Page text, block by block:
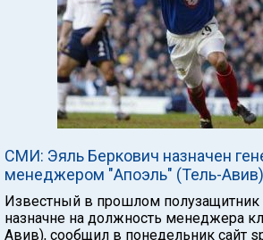
СМИ: Эяль Беркович назначен
менеджером "Апоэль" (Тель-Авив)
Известный в прошлом
назначне на должность менеджера
Авив), сообщил в понедельник сайт